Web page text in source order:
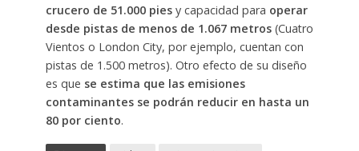
crucero de 51.000 piesy capacidad para operar
desde pistas de menos de 1.067 metros(Cuatro
Vientos o London City, por ejemplo, cuentan con
pistas de 1.500 metros). Otro efecto de su diseño
es que se estima que las emisiones
contaminantes se podrán reducir en hasta un
80 por ciento.